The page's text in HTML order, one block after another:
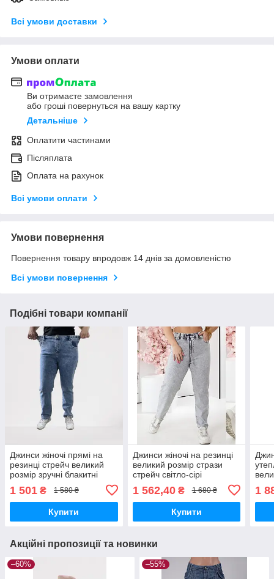
Всі умови доставки
Умови оплати
Ви отримаєте замовлення
або гроші повернуться на вашу картку
Детальніше
Оплатити частинами
Післяплата
Оплата на рахунок
Всі умови оплати
Умови повернення
Повернення товару впродовж 14 днів за домовленістю
Всі умови повернення
Подібні товари компанії
Джинси жіночі прямі на
резинці стрейч великий
розмір зручні блакитні
1 501 ₴ 1 580 ₴
Купити
Джинси жіночі на резинці
великий розмір стрази
стрейч світло-сірі
1 562,40₴ 1 680 ₴
Купити
1
Акційні пропозиції та новинки
–60% –55%